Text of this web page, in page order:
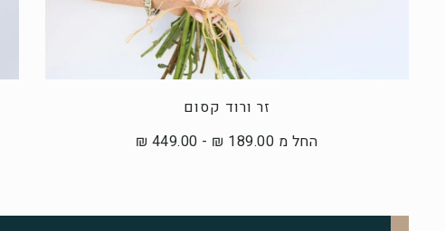
זר ורוד קסום
החל מ 189.00 ₪ - 449.00 ₪